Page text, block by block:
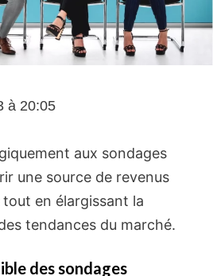
à 20:05
aux sondages
une source de revenus
en élargissant la
tendances du marché.
des sondages